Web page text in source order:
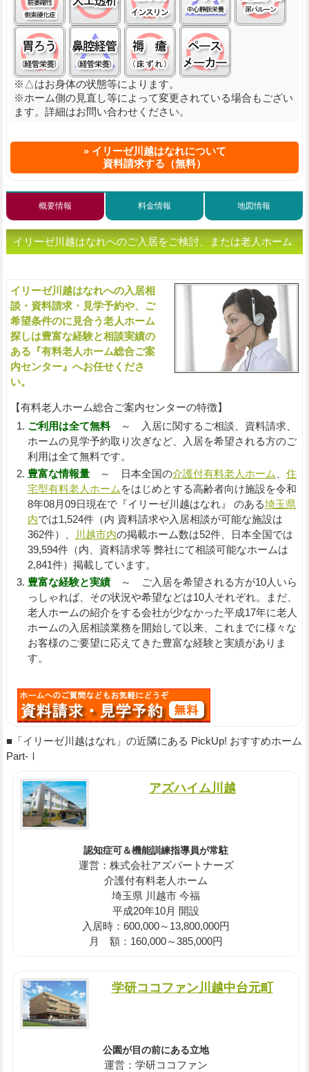
経管栄養(胃ろう):○経管栄養(鼻腔経管):△
褥瘡（床ずれ）:○ペースメーカ:○
※△はお身体の状態等によります。
※ホーム側の見直し等によって変更されている場合もござい
ます。詳細はお問い合わせください。
イリーゼ川越はなれについて
資料請求する（無料）
概要情報 料金情報 地図情報
イリーゼ川越はなれへのご入居をご検討、または老人ホーム
イリーゼ川越はなれへの入居相
談・資料請求・見学予約や、ご
希望条件のに見合う老人ホーム
探しは豊富な経験と相談実績の
ある『有料老人ホーム総合ご案
内センター』へお任せくださ
い。
【有料老人ホーム総合ご案内センターの特徴】
ご利用は全て無料～ 入居に関するご相談、資料請求、
ホームの見学予約取り次ぎなど、入居を希望される方のご
利用は全て無料です。
豊富な情報量～ 日本全国の介護付有料老人ホーム
住
宅型有料老人ホーム をはじめとする高齢者向け施設を令和
8年08月09日現在で『イリーゼ川越はなれ』 のある埼玉県
内では1,524件（内 資料請求や入居相談が可能な施設は
362件）、
川越市内の掲載ホーム数は52件、日本全国では
39,594件（内、資料請求等 弊社にて相談可能なホームは
2,841件）掲載しています。
豊富な経験と実績～ ご入居を希望される方が10人いら
っしゃれば、その状況や希望などは10人それぞれ。まだ、
老人ホームの紹介をする会社が少なかった平成17年に老人
ホームの入居相談業務を開始して以来、これまでに様々な
お客様のご要望に応えてきた豊富な経験と実績がありま
す。
■「イリーゼ川越はなれ」の近隣にある PickUp! おすすめホーム
Part-Ⅰ
アズハイム川越
認知症可＆機能訓練指導員が常駐
運営：株式会社アズパートナーズ
介護付有料老人ホーム
埼玉県 川越市 今福
平成20年10月 開設
入居時：600,000～13,800,000円
月 額：160,000～385,000円
学研ココファン川越中台元町
公園が目の前にある立地
運営：学研ココファン